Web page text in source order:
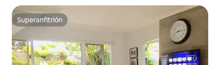
Superanfitrión
Superanfitrión